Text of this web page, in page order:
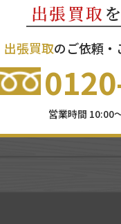
出張買取
出張買取のご依頼・
営業時間 10:00